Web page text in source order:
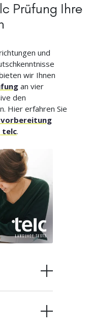
Prüfung Ihre
und
wir Ihnen
an vier
den
Hier erfahren Sie
telc.